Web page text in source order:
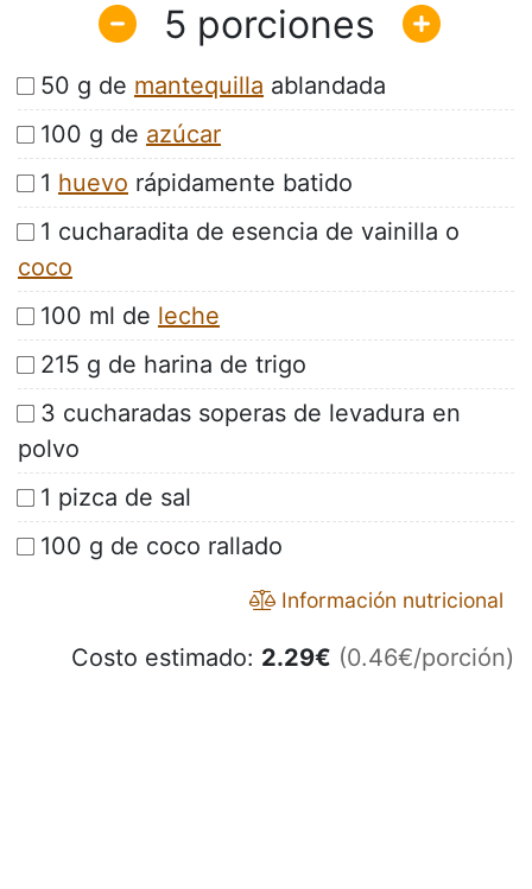
5
50 g de mantequilla ablandada
100 g de azúcar
1 huevo rápidamente batido
1 cucharadita de esencia de vainilla o
coco
100 ml de leche
215 g de harina de trigo
3 cucharadas soperas de levadura en
polvo
1 pizca de sal
100 g de coco rallado
Información nutricional
Costo estimado: 2.29€ (0.46€/porción)